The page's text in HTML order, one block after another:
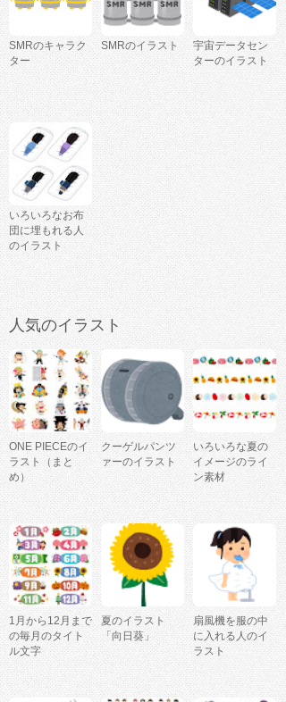
SMRのキャラク
ター
SMRのイラスト
宇宙データセン
ターのイラスト
いろいろなお布
団に埋もれる人
のイラスト
人気のイラスト
ONE PIECEのイ
ラスト（まと
め）
クーゲルパンツ
ァーのイラスト
いろいろな夏の
イメージのライ
ン素材
1月から12月まで
の毎月のタイト
ル文字
夏のイラスト
「向日葵」
扇風機を服の中
に入れる人のイ
ラスト